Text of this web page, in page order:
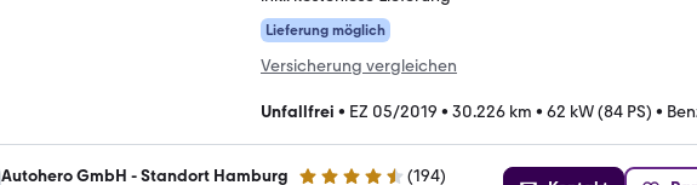
Lieferung möglich
Versicherung vergleichen
Unfallfrei • EZ 05/2019 • 30.226 km • 62 kW (84 PS) •
Autohero GmbH - Standort Hamburg (194)